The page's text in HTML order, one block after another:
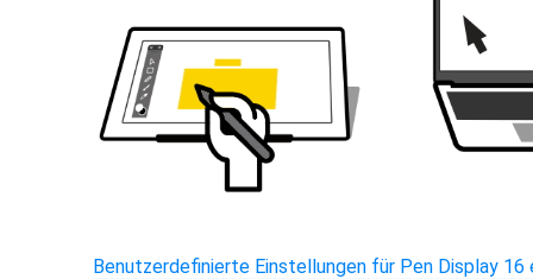
Benutzerdefinierte Einstellungen für Pen Display